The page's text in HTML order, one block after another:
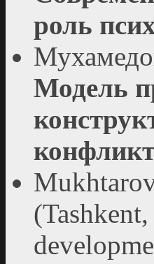
роль
Модель